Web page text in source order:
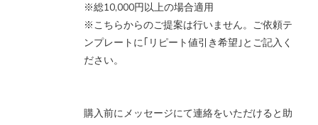
※総10,000円以上の場合適用
※こちらからのご提案は行いません。ご依頼テ
ンプレートに｢リピート値引き希望｣とご記入く
ださい。
購入前にメッセージにて連絡をいただけると助